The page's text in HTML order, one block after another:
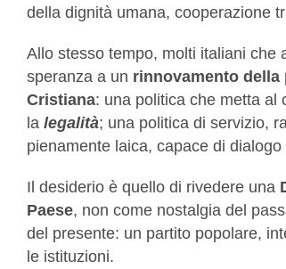
della dignità umana, cooperazione
Allo stesso tempo, molti italiani che
speranza a un rinnovamento
Cristiana: una politica che metta al
la legalità; una politica di servizio,
pienamente laica, capace di
Il desiderio è quello di rivedere una
Paese, non come nostalgia del
del presente: un partito popolare,
le istituzioni.